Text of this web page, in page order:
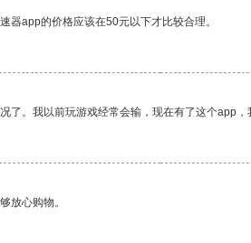
器app的价格应该在50元以下才比较合理。
。我以前玩游戏经常会输，现在有了这个app，
放心购物。